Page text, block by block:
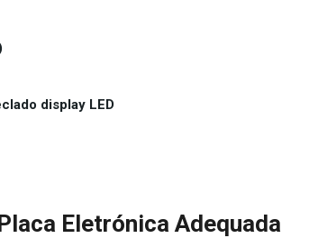
display LED
Eletrónica Adequada